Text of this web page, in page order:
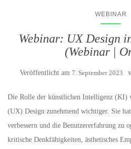
WEBINAR
Webinar: UX Design
(Webinar |
Veröffentlicht am 7. September 2023
Die Rolle der künstlichen Intelligenz (KI)
(UX) Design zunehmend wichtiger. Sie
verbessern und die Benutzererfahrung zu
kritische Denkfähigkeiten, ästhetisches